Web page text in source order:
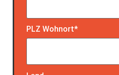
PLZ Wohnort*